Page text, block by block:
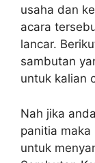
usaha dan
acara
lancar.
sambutan
untuk kalian
Nah jika
panitia
untuk